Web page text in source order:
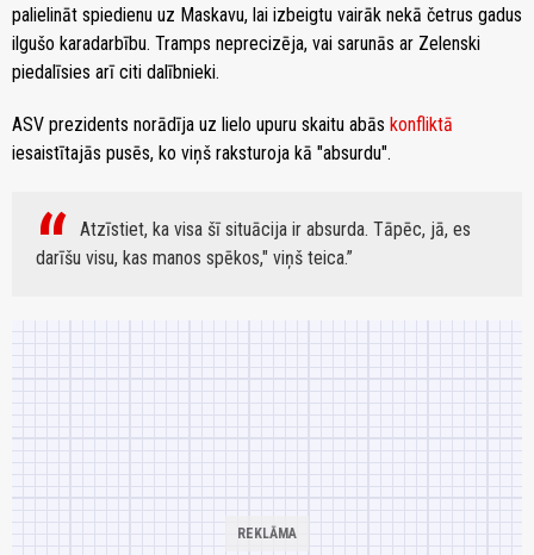
palielināt spiedienu uz Maskavu, lai izbeigtu vairāk nekā četrus gadus
ilgušo karadarbību. Tramps neprecizēja, vai sarunās ar Zelenski
piedalīsies arī citi dalībnieki.
ASV prezidents norādīja uz lielo upuru skaitu abās konfliktā
iesaistītajās pusēs, ko viņš raksturoja kā "absurdu".
Atzīstiet, ka visa šī situācija ir absurda. Tāpēc, jā, es
darīšu visu, kas manos spēkos," viņš teica.